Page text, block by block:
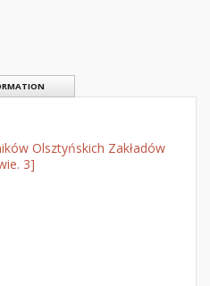
Olsztyńskich Zakładów
3]